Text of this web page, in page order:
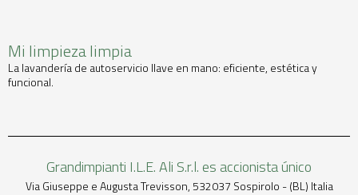
Mi limpieza limpia
La lavandería de autoservicio llave en mano: eficiente, estética y
funcional.
Grandimpianti I.L.E. Ali S.r.l. es accionista único
Via Giuseppe e Augusta Trevisson, 532037 Sospirolo - (BL) Italia